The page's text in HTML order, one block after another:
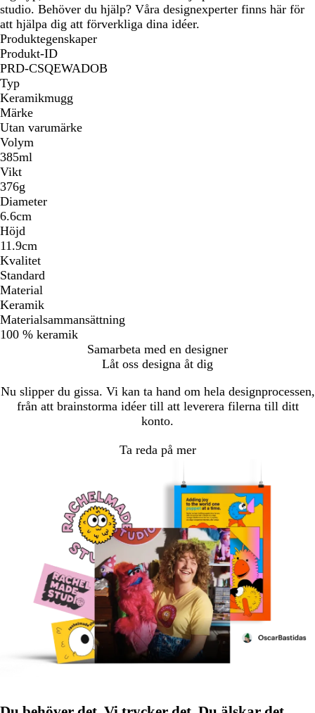
studio. Behöver du hjälp? Våra designexperter finns här för
att hjälpa dig att förverkliga dina idéer.
Produktegenskaper
Produkt-ID
PRD-CSQEWADOB
Typ
Keramikmugg
Märke
Utan varumärke
Volym
385ml
Vikt
376g
Diameter
6.6cm
Höjd
11.9cm
Kvalitet
Standard
Material
Keramik
Materialsammansättning
100 % keramik
Samarbeta med en designer
Låt oss designa åt dig
Nu slipper du gissa. Vi kan ta hand om hela designprocessen,
från att brainstorma idéer till att leverera filerna till ditt
konto.
Ta reda på mer